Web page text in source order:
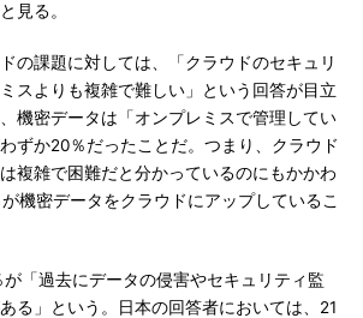
見る。
の課題に対しては、「クラウドのセキュリ
スよりも複雑で難しい」という回答が目立
機密データは「オンプレミスで管理してい
ずか20％だったことだ。つまり、クラウド
複雑で困難だと分かっているのにもかかわ
機密データをクラウドにアップしているこ
「過去にデータの侵害やセキュリティ監
る」という。日本の回答者においては、21